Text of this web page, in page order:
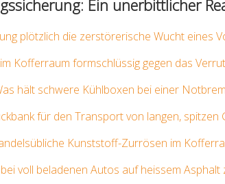
Ein unerbittlicher
plötzlich die zerstörerische Wucht eines
Kofferraum formschlüssig gegen das
hält schwere Kühlboxen bei einer
für den Transport von langen, spitzen
Kunststoff-Zurrösen im
voll beladenen Autos auf heissem